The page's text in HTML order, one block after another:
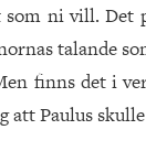
som ni vill. Det
talande
finns det i
att Paulus